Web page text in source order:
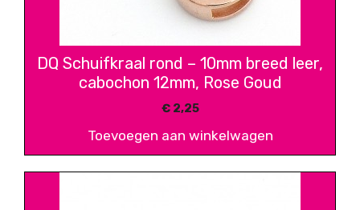
DQ Schuifkraal rond – 10mm breed leer,
cabochon 12mm, Rose Goud
€2,25
Toevoegen aan winkelwagen